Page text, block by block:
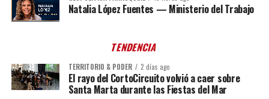
Natalia López Fuentes — Ministerio del Trabajo
TENDENCIA
TERRITORIO & PODER 2 días ago
El rayo del CortoCircuito volvió a caer sobre
Santa Marta durante las Fiestas del Mar